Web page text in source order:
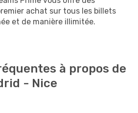
achat sur tous les billets
et de manière illimitée.
à propos de
- Nice